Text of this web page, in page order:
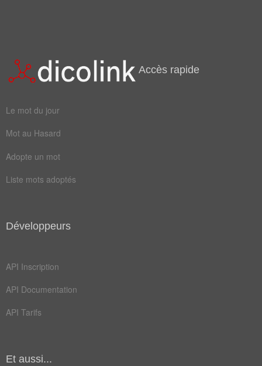
Accès rapide
Le mot du jour
Mot au Hasard
Adopte un mot
Liste mots adoptés
Développeurs
API Inscription
API Documentation
API Tarifs
Et aussi...